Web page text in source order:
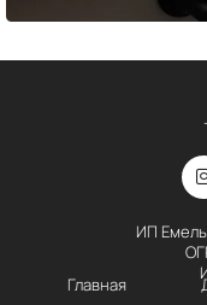
ИП
Главная